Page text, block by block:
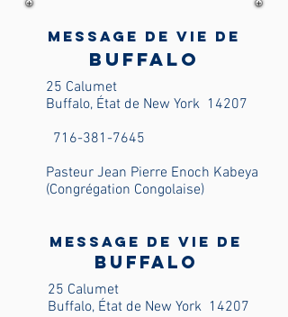
Message de vie de
Buffalo
25 Calumet
Buffalo, État de New York 14207
716-381-7645
Pasteur Jean Pierre Enoch Kabeya
(Congrégation Congolaise)
Message de vie de
Buffalo
25 Calumet
Buffalo, État de New York 14207